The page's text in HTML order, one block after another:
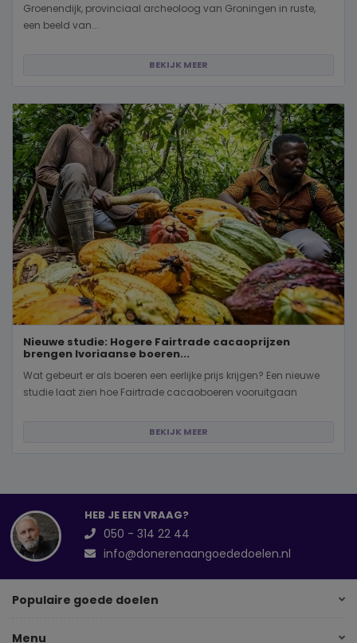
Groenendijk, provinciaal archeoloog van Groningen in ruste,
een beeld van...
BEKIJK MEER
Nieuwe studie: Hogere Fairtrade cacaoprijzen
brengen Ivoriaanse boeren...
Wat gebeurt er als boeren een eerlijke prijs krijgen? Een nieuwe
studie laat zien hoe Fairtrade cacaoboeren vooruitgaan
BEKIJK MEER
HEB JE EEN VRAAG?
050 - 314 22 44
info@donerenaangoededoelen.nl
Populaire goede doelen
Menu